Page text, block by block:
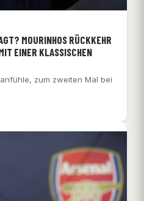
MOURINHOS RÜCKKEHR
EINER KLASSISCHEN
zum zweiten Mal bei